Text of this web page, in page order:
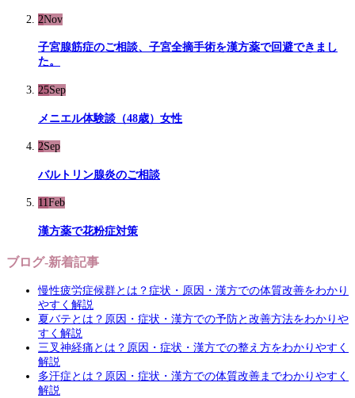
2Nov
子宮腺筋症のご相談、子宮全摘手術を漢方薬で回避できまし
た。
25Sep
メニエル体験談（48歳）女性
2Sep
バルトリン腺炎のご相談
11Feb
漢方薬で花粉症対策
ブログ-新着記事
慢性疲労症候群とは？症状・原因・漢方での体質改善をわかり
やすく解説
夏バテとは？原因・症状・漢方での予防と改善方法をわかりや
すく解説
三叉神経痛とは？原因・症状・漢方での整え方をわかりやすく
解説
多汗症とは？原因・症状・漢方での体質改善までわかりやすく
解説